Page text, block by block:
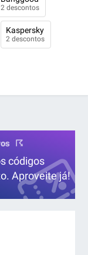
2 descontos
Kaspersky
2 descontos
códigos
Aproveite já!